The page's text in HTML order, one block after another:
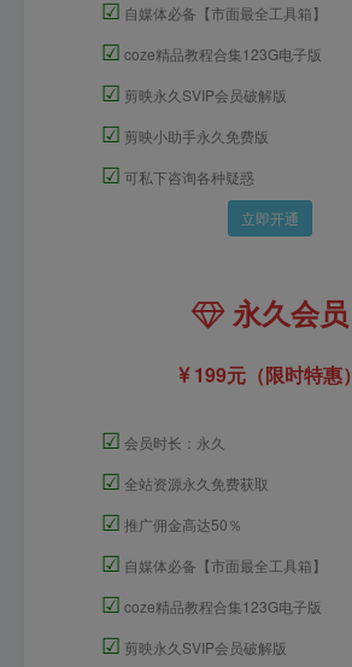
☑ 自媒体必备【市面最全工具箱】
☑ coze精品教程合集123G电子版
☑ 剪映永久SVIP会员破解版
☑ 剪映小助手永久免费版
☑ 可私下咨询各种疑惑
立即开通
永久会员
199元（限时特惠）
☑ 会员时长：永久
☑ 全站资源永久免费获取
☑ 推广佣金高达50％
☑ 自媒体必备【市面最全工具箱】
☑ coze精品教程合集123G电子版
☑ 剪映永久SVIP会员破解版